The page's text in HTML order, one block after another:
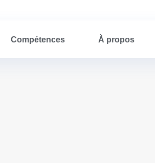
Compétences À propos